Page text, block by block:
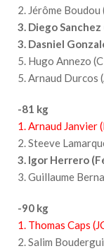
2. Jérôme
3. Diego
3. Dasniel
5. Hugo Annezo
5. Arnaud Durcos
-81 kg
1. Arnaud Janvier
2. Steeve
3. Igor Herrero
3. Guillaume
-90 kg
1. Thomas Caps
2. Salim